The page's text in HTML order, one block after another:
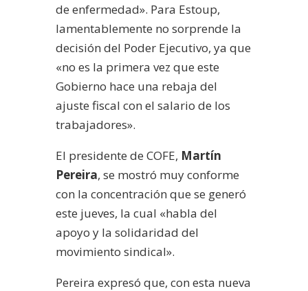
de enfermedad». Para Estoup,
lamentablemente no sorprende la
decisión del Poder Ejecutivo, ya que
«no es la primera vez que este
Gobierno hace una rebaja del
ajuste fiscal con el salario de los
trabajadores».
El presidente de COFE, Martín
Pereira, se mostró muy conforme
con la concentración que se generó
este jueves, la cual «habla del
apoyo y la solidaridad del
movimiento sindical».
Pereira expresó que, con esta nueva